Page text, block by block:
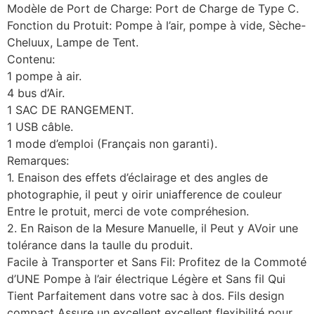
Modèle de Port de Charge: Port de Charge de Type C.
Fonction du Protuit: Pompe à l’air, pompe à vide, Sèche-
Cheluux, Lampe de Tent.
Contenu:
1 pompe à air.
4 bus d’Air.
1 SAC DE RANGEMENT.
1 USB câble.
1 mode d’emploi (Français non garanti).
Remarques:
1. Enaison des effets d’éclairage et des angles de
photographie, il peut y oirir uniafference de couleur
Entre le protuit, merci de vote compréhesion.
2. En Raison de la Mesure Manuelle, il Peut y AVoir une
tolérance dans la taulle du produit.
Facile à Transporter et Sans Fil: Profitez de la Commoté
​​d’UNE Pompe à l’air électrique Légère et Sans fil Qui
Tient Parfaitement dans votre sac à dos. Fils design